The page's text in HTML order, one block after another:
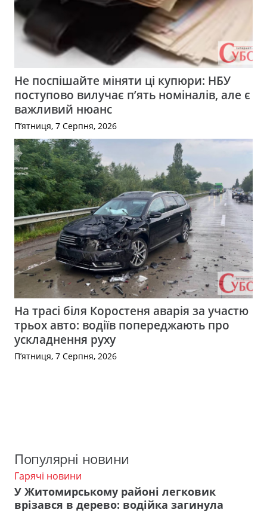
Не поспішайте міняти ці купюри: НБУ
поступово вилучає п’ять номіналів, але є
важливий нюанс
П’ятниця, 7 Серпня, 2026
На трасі біля Коростеня аварія за участю
трьох авто: водіїв попереджають про
ускладнення руху
П’ятниця, 7 Серпня, 2026
Популярні новини
Гарячі новини
У Житомирському районі легковик
врізався в дерево: водійка загинула